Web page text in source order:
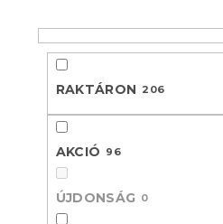
p
a
RAKTÁRON 206
AKCIÓ 96
ÚJDONSÁG 0